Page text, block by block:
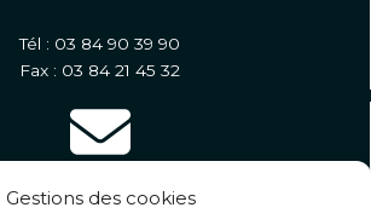
Gestions des cookies
Tél : 03 84 90 39 90
Fax : 03 84 21 45 32
contact@groupedetec.eu